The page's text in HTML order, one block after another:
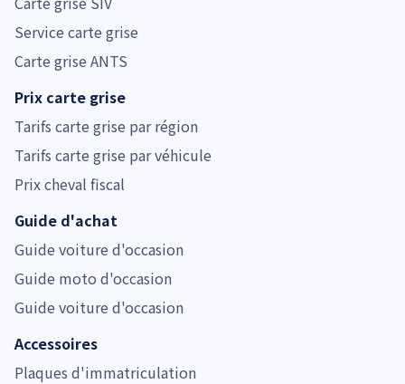
Service carte grise
Carte grise ANTS
Prix carte grise
Tarifs carte grise par région
Tarifs carte grise par véhicule
Prix cheval fiscal
Guide d'achat
Guide voiture d'occasion
Guide moto d'occasion
Guide voiture d'occasion
Accessoires
Plaques d'immatriculation